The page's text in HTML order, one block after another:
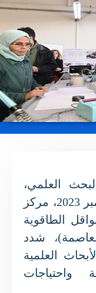
العلمي،
كمال بداري، الخميس 6 ديسمبر 2023، مركز
الطاقوية
شدد
العلمية
واحتياجات